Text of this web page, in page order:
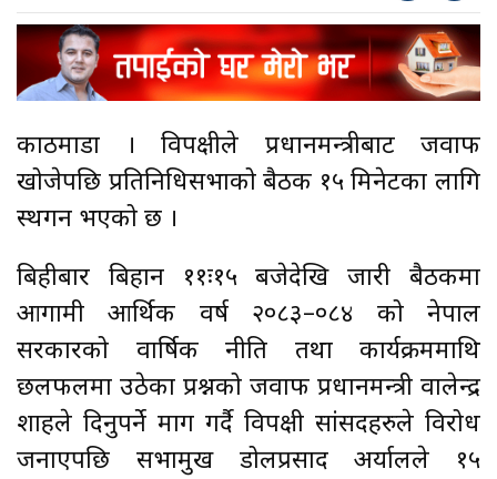
काठमाडौँ । विपक्षीले प्रधानमन्त्रीबाट जवाफ
खोजेपछि प्रतिनिधिसभाको बैठक १५ मिनेटका लागि
स्थगन भएको छ ।
बिहीबार बिहान ११ः१५ बजेदेखि जारी बैठकमा
आगामी आर्थिक वर्ष २०८३–०८४ को नेपाल
सरकारको वार्षिक नीति तथा कार्यक्रममाथि
छलफलमा उठेका प्रश्नको जवाफ प्रधानमन्त्री वालेन्द्र
शाहले दिनुपर्ने माग गर्दै विपक्षी सांसदहरुले विरोध
जनाएपछि सभामुख डोलप्रसाद अर्यालले १५